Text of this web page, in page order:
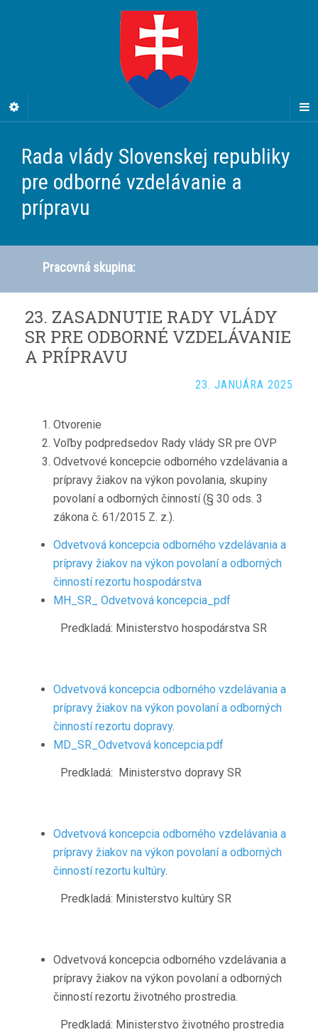
Rada vlády Slovenskej republiky
pre odborné vzdelávanie a
prípravu
Pracovná skupina:
23. ZASADNUTIE RADY VLÁDY
SR PRE ODBORNÉ VZDELÁVANIE
A PRÍPRAVU
23. JANUÁRA 2025
Otvorenie
Voľby podpredsedov Rady vlády SR pre OVP
Odvetvové koncepcie odborného vzdelávania a
prípravy žiakov na výkon povolania, skupiny
povolaní a odborných činností (§ 30 ods. 3
zákona č. 61/2015 Z. z.).
Odvetvová koncepcia odborného vzdelávania a
prípravy žiakov na výkon povolaní a odborných
činností rezortu hospodárstva
MH_SR_ Odvetvová koncepcia_pdf
Predkladá: Ministerstvo hospodárstva SR
Odvetvová koncepcia odborného vzdelávania a
prípravy žiakov na výkon povolaní a odborných
činností rezortu dopravy.
MD_SR_Odvetvová koncepcia.pdf
Predkladá: Ministerstvo dopravy SR
Odvetvová koncepcia odborného vzdelávania a
prípravy žiakov na výkon povolaní a odborných
činností rezortu kultúry.
Predkladá: Ministerstvo kultúry SR
Odvetvová koncepcia odborného vzdelávania a
prípravy žiakov na výkon povolaní a odborných
činností rezortu životného prostredia.
Predkladá: Ministerstvo životného prostredia